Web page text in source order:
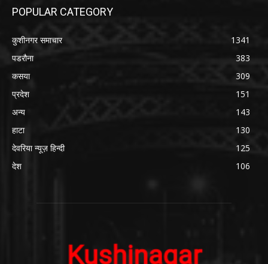
POPULAR CATEGORY
कुशीनगर समाचार
1341
पडरौना
383
कसया
309
प्रदेश
151
अन्य
143
हाटा
130
देवरिया न्यूज़ हिन्दी
125
देश
106